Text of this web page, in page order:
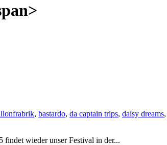
, bastardo, da captain trips, daisy dreams,
findet wieder unser Festival in der...